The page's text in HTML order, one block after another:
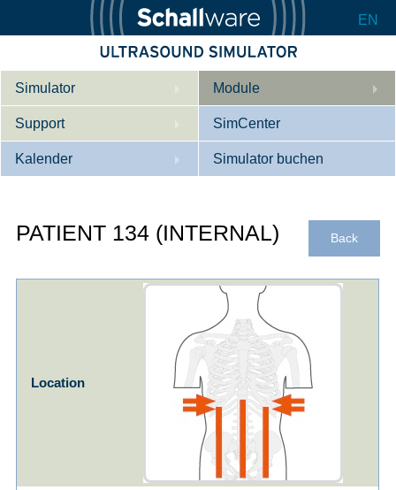
EN
Simulator
Beschreibung
Innere Medizin
Geburtshilfe / Gyn
Product Sheet
Konfigurieren
Module
Support
Wer wir sind
Downloads
SimCenter
Kalender
Referenzen
Simulator buchen
Back
PATIENT 134 (INTERNAL)
Location